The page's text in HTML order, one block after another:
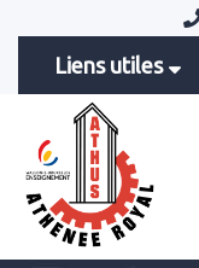
Liens utiles